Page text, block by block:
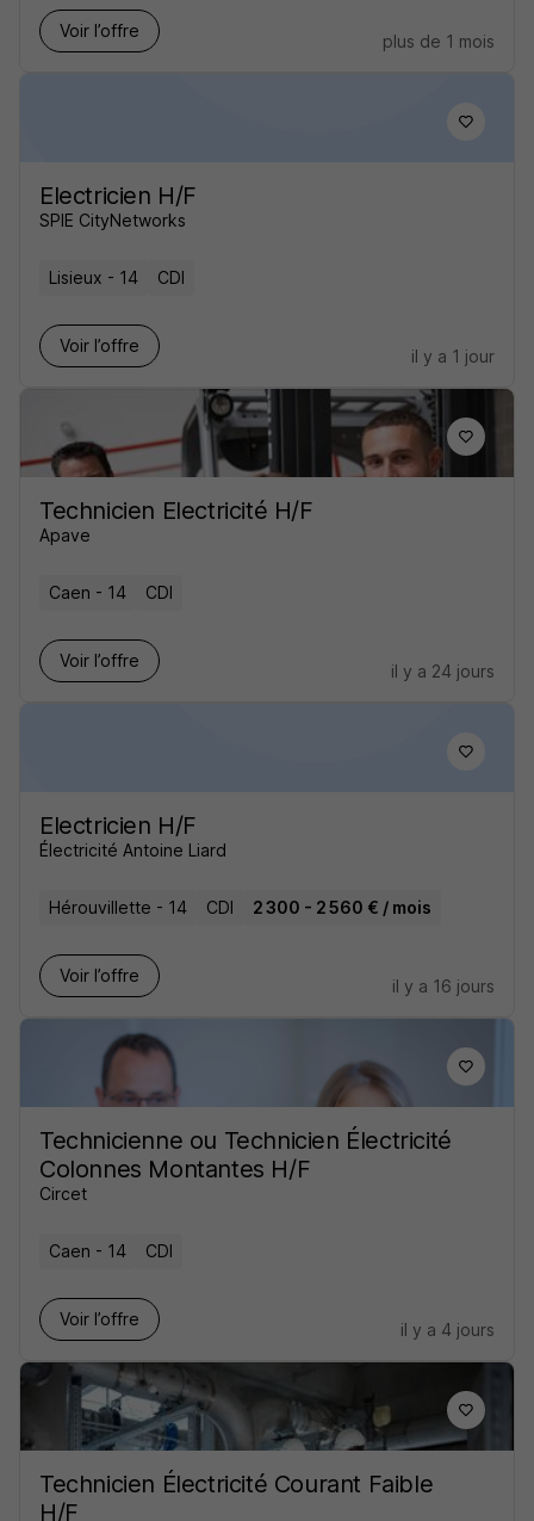
Voir l’offre
plus de 1 mois
Electricien H/F
SPIE CityNetworks
Lisieux - 14 CDI
Voir l’offre
il y a 1 jour
Technicien Electricité H/F
Apave
Caen - 14 CDI
Voir l’offre
il y a 24 jours
Electricien H/F
Électricité Antoine Liard
Hérouvillette - 14 CDI 2 300 - 2 560 € / mois
Voir l’offre
il y a 16 jours
Technicienne ou Technicien Électricité
Colonnes Montantes H/F
Circet
Caen - 14 CDI
Voir l’offre
il y a 4 jours
Technicien Électricité Courant Faible
H/F